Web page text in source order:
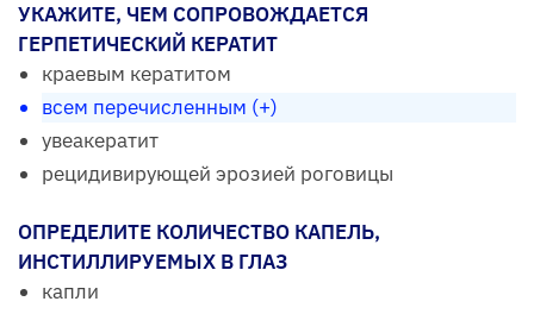
УКАЖИТЕ, ЧЕМ СОПРОВОЖДАЕТСЯ
ГЕРПЕТИЧЕСКИЙ КЕРАТИТ
краевым кератитом
всем перечисленным (+)
увеакератит
рецидивирующей эрозией роговицы
ОПРЕДЕЛИТЕ КОЛИЧЕСТВО КАПЕЛЬ,
ИНСТИЛЛИРУЕМЫХ В ГЛАЗ
капли